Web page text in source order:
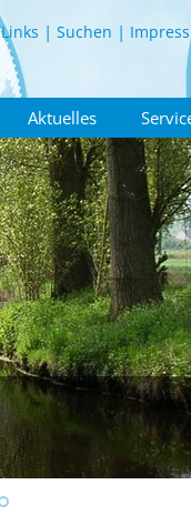
Links Suchen
Aktuelles